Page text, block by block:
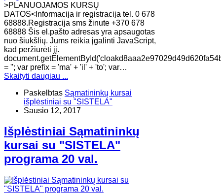
>PLANUOJAMOS KURSŲ
DATOS<Informacija ir registracija tel. 0 678
68888.Registracija sms žinute +370 678
68888 Šis el.pašto adresas yra apsaugotas
nuo šiukšlių. Jums reikia įgalinti JavaScript,
kad peržiūrėti jį.
= ''; var prefix = 'ma' + 'il' + 'to'; var…
Skaityti daugiau ...
Paskelbtas Sąmatininkų kursai
išplėstiniai su "SISTELA"
Sausio 12, 2017
Išplėstiniai Sąmatininkų
kursai su "SISTELA"
programa 20 val.